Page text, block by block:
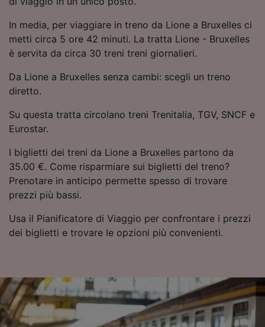
In media, per viaggiare in treno da Lione a Bruxelles ci
metti circa 5 ore 42 minuti. La tratta Lione - Bruxelles
è servita da circa 30 treni treni giornalieri.
Da Lione a Bruxelles senza cambi: scegli un treno
diretto.
Su questa tratta circolano treni Trenitalia, TGV, SNCF e
Eurostar.
I biglietti dei treni da Lione a Bruxelles partono da
35.00 €. Come risparmiare sui biglietti del treno?
Prenotare in anticipo permette spesso di trovare
prezzi più bassi.
Usa il Pianificatore di Viaggio per confrontare i prezzi
dei biglietti e trovare le opzioni più convenienti.
Utilizzare dati di geolocalizzazione precisi.
Scansione attiva delle caratteristiche del
dispositivo ai fini dell’identificazione.
Archiviare informazioni su dispositivo e/o
accedervi. Pubblicità e contenuti
dei contenuti e degli annunci, ricerche sul
pubblico, sviluppo di servizi.
Elenco dei partner (fornitori)